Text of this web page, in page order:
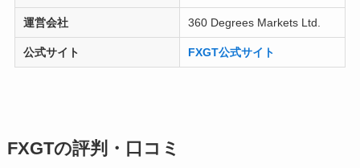
運営会社 360 Degrees Markets Ltd.
公式サイト FXGT公式サイト
FXGTの評判・口コミ